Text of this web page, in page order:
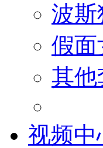
波斯
假面
其他
视频中